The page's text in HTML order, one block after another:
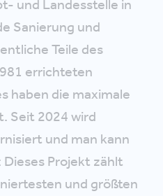
und Landesstelle in
Sanierung und
Teile des
errichteten
haben die maximale
Seit 2024 wird
und man kann
Projekt zählt
und größten